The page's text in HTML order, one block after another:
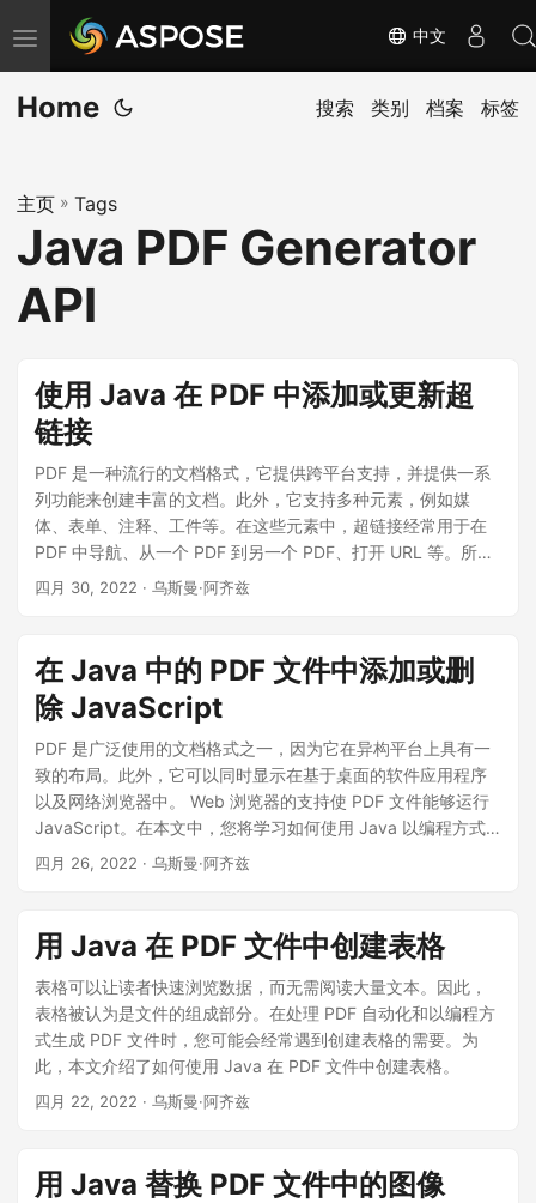
切
换
导
中文
Home 搜索 类别 档案 标签
主页 » Tags
Java PDF Generator
API
使用 Java 在 PDF 中添加或更新超
链接
PDF 是一种流行的文档格式，它提供跨平台支持，并提供一系
列功能来创建丰富的文档。此外，它支持多种元素，例如媒
体、表单、注释、工件等。在这些元素中，超链接经常用于在
PDF 中导航、从一个 PDF 到另一个 PDF、打开 URL 等。所以
在本文中，您将学习如何使用 Java 以编程方式在 PDF 文件中
四月 30, 2022 · 乌斯曼·阿齐兹
在 Java 中的 PDF 文件中添加或删
除 JavaScript
PDF 是广泛使用的文档格式之一，因为它在异构平台上具有一
致的布局。此外，它可以同时显示在基于桌面的软件应用程序
以及网络浏览器中。 Web 浏览器的支持使 PDF 文件能够运行
JavaScript。在本文中，您将学习如何使用 Java 以编程方式
在 PDF 文件中添加或删除 JavaScript。
四月 26, 2022 · 乌斯曼·阿齐兹
用 Java 在 PDF 文件中创建表格
表格可以让读者快速浏览数据，而无需阅读大量文本。因此，
表格被认为是文件的组成部分。在处理 PDF 自动化和以编程方
式生成 PDF 文件时，您可能会经常遇到创建表格的需要。为
此，本文介绍了如何使用 Java 在 PDF 文件中创建表格。
四月 22, 2022 · 乌斯曼·阿齐兹
用 Java 替换 PDF 文件中的图像